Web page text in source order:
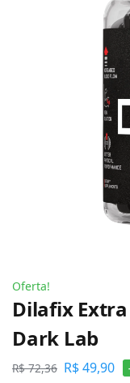
Oferta!
Dilafix Extra
Dark Lab
R$72,36 R$49,90